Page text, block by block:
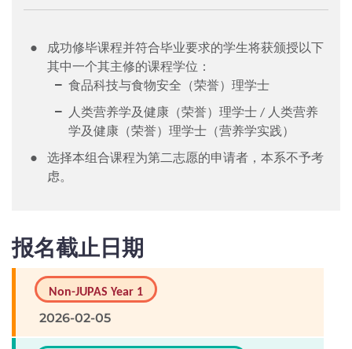
成功修毕课程并符合毕业要求的学生将获颁授以下
其中一个其主修的课程学位：
食品科技与食物安全（荣誉）理学士
人类营养学及健康（荣誉）理学士 / 人类营养
学及健康（荣誉）理学士（营养学实践）
选择本组合课程为第二志愿的申请者，本系不予考
虑。
报名截止日期
Non-JUPAS Year 1
2026-02-05